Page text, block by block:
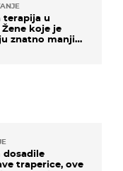
terapija u
koje je
znatno manji
dosadile
traperice, ove